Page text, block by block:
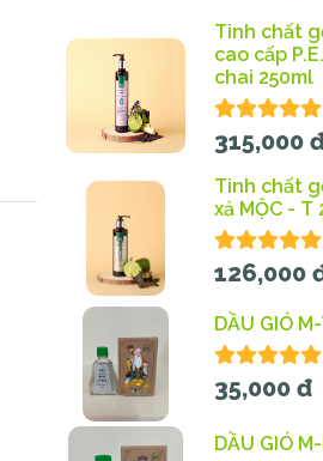
Tinh chất
cao cấp
chai 250ml
315,000
Tinh chất
xả MỘC - T
126,000
DẦU GIÓ
35,000 đ
DẦU GIÓ